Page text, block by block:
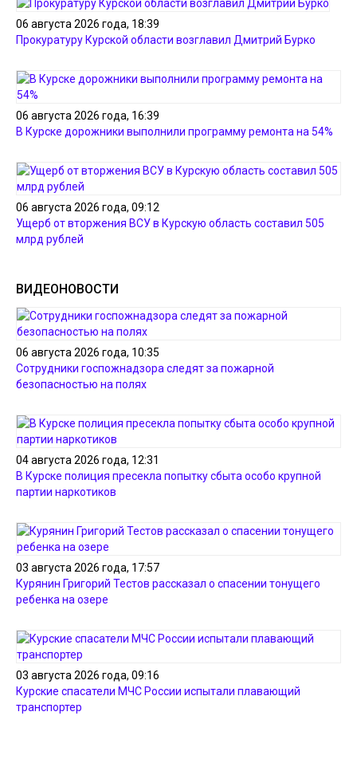
06 августа 2026 года, 18:39
Прокуратуру Курской области возглавил Дмитрий Бурко
06 августа 2026 года, 16:39
В Курске дорожники выполнили программу ремонта на 54%
06 августа 2026 года, 09:12
Ущерб от вторжения ВСУ в Курскую область составил 505
млрд рублей
ВИДЕОНОВОСТИ
06 августа 2026 года, 10:35
Сотрудники госпожнадзора следят за пожарной
безопасностью на полях
04 августа 2026 года, 12:31
В Курске полиция пресекла попытку сбыта особо крупной
партии наркотиков
03 августа 2026 года, 17:57
Курянин Григорий Тестов рассказал о спасении тонущего
ребенка на озере
03 августа 2026 года, 09:16
Курские спасатели МЧС России испытали плавающий
транспортер